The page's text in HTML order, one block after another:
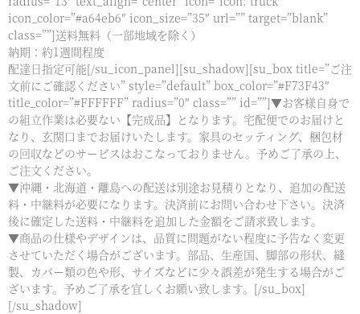
icon_color=”#a64eb6″ icon_size=”35″ url=”” target=”blank”
class=””]送料無料（一部地域を除く）
納期：約1週間程度
配達日指定可能[/su_icon_panel][su_shadow][su_box title=”ご注
文前にご確認ください” style=”default” box_color=”#F73F43″
title_color=”#FFFFFF” radius=”0″ class=”” id=””]▼お客様自身で
の組立作業は必要ない【完成品】となります。宅配便でのお届けと
なり、玄関口までお届けいたします。家具のセッティング、梱包材
の回収などのサービスはおこなっておりません。予めご了承の上、
ご注文ください。
▼沖縄・北海道・離島への配送は別途お見積りとなり、追加の配送
料・中継料が必要になります。決済前にお問い合わせ下さい。決済
後に確定した送料・中継料を追加した金額をご請求致します。
▼商品の仕様やデザインは、品質に問題がない程度に予告なく変更
させていただく場合がございます。部品、生産国、脚部の形状、縫
製、カバー類の色や形、サイズなどに少々誤差が発生する場合がご
ざいます。予めご了承を宜しくお願い致します。[/su_box]
[/su_shadow]